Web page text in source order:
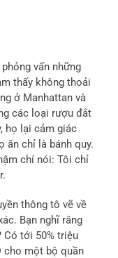
vấn những
thấy không thoải
ở Manhattan và
các loại rượu đắt
họ lại cảm giác
ăn chỉ là bánh quy.
chí nói: Tôi chỉ
thông tô vẽ về
Bạn nghĩ rằng
Có tới 50% triệu
cho một bộ quần